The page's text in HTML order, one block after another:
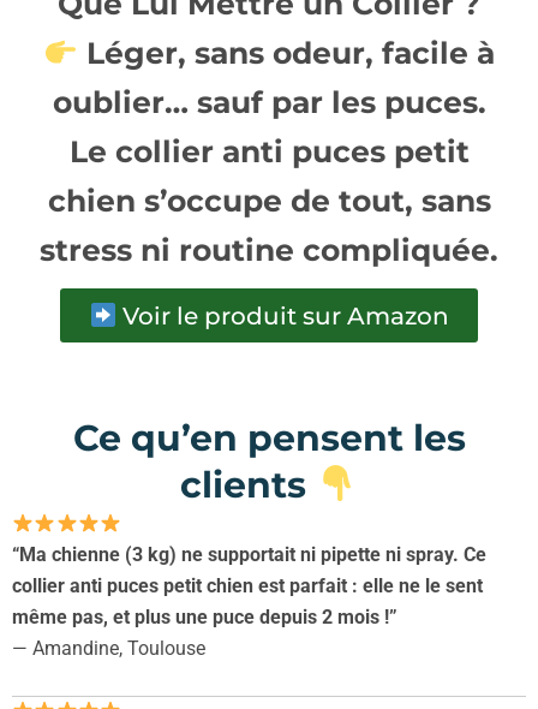
Léger, sans odeur, facile à
oublier… sauf par les puces.
Le collier anti puces petit
chien s’occupe de tout, sans
stress ni routine compliquée.
Voir le produit sur Amazon
Ce qu’en pensent les
clients
“Ma chienne (3 kg) ne supportait ni pipette ni spray. Ce
collier anti puces petit chien est parfait : elle ne le sent
même pas, et plus une puce depuis 2 mois !”
— Amandine, Toulouse